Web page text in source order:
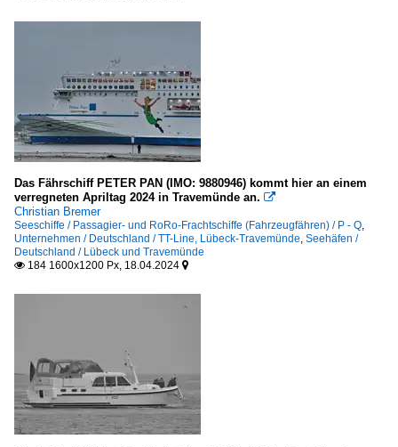
Das Fährschiff PETER PAN (IMO: 9880946) kommt hier an einem
verregneten Apriltag 2024 in Travemünde an. 
Christian Bremer
Seeschiffe / Passagier- und RoRo-Frachtschiffe (Fahrzeugfähren) / P - Q
Unternehmen / Deutschland / TT-Line, Lübeck-Travemünde Seehäfen /
Deutschland / Lübeck und Travemünde
 184 1600x1200 Px, 18.04.2024 